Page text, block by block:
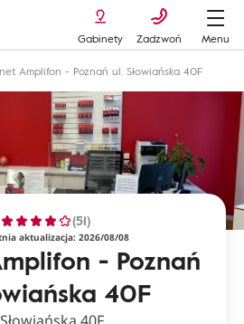
Gabinety Zadzwoń
Menu
Amplifon - Poznań ul. Słowiańska 40F
- Poznań
40F
(51)
aktualizacja: 2026/08/08